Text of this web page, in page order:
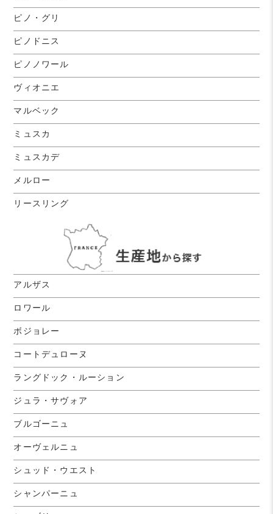
ピノ・グリ
ピノドニス
ピノノワール
ヴィオニエ
マルベック
ミュスカ
ミュスカデ
メルロー
リースリング
アルザス
ロワール
ボジョレー
コートデュローヌ
ラングドック・ルーション
ジュラ・サヴォア
ブルゴーニュ
オーヴェルニュ
シュッド・ウエスト
シャンパーニュ